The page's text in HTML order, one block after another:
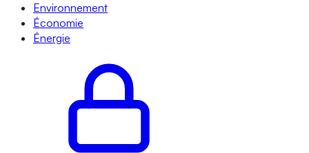
Environnement
Économie
Énergie